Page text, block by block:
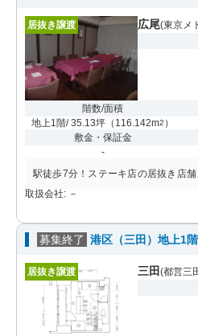
居抜き譲渡 広尾(東京メ
階数/面積
地上1階/ 35.13坪 （ 116.142m2 ）
敷金・保証金
-
駅徒歩7分！ステーキ店の居抜き店舗
取扱会社: －
募集終了 港区（三田）地上1
居抜き譲渡 三田 (都営三